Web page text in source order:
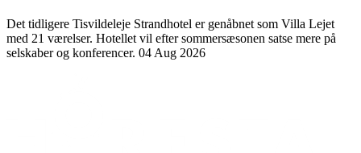
Det tidligere Tisvildeleje Strandhotel er genåbnet som Villa Lejet
med 21 værelser. Hotellet vil efter sommersæsonen satse mere på
selskaber og konferencer. 04 Aug 2026